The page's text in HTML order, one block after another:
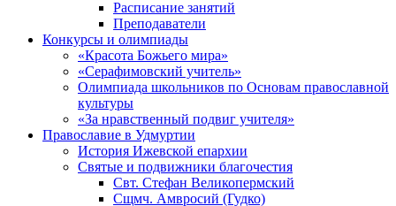
Расписание занятий
Преподаватели
Конкурсы и олимпиады
«Красота Божьего мира»
«Серафимовский учитель»
Олимпиада школьников по Основам православной
культуры
«За нравственный подвиг учителя»
Православие в Удмуртии
История Ижевской епархии
Святые и подвижники благочестия
Свт. Стефан Великопермский
Сщмч. Амвросий (Гудко)